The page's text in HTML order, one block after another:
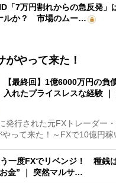
「7万円割れからの急反発」
ルか？ 市場のムー…
がやって来た！
【最終回】1億6000万円の負
入れたプライスレスな経験
行された元FXトレーダー
やって来た！～FXで10億円
う一度FXでリベンジ！ 種銭
金” ｜ 突然マルサ…